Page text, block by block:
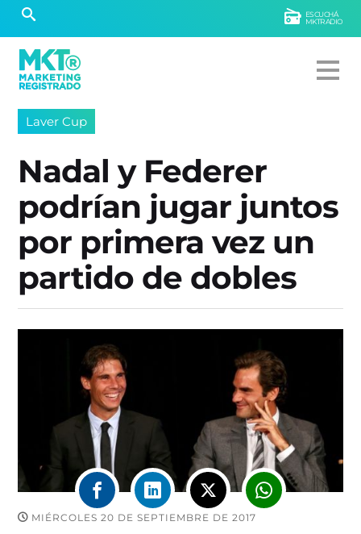
ESCUCHÁ
MKTRADIO
Laver Cup
Nadal y Federer
podrían jugar juntos
por primera vez un
partido de dobles
MIÉRCOLES 20 DE SEPTIEMBRE DE 2017